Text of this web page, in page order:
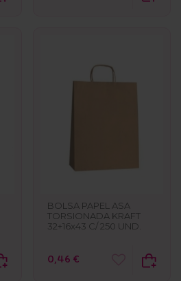
BOLSA PAPEL ASA
TORSIONADA KRAFT
32+16x43 C/ 250 UND.
0,46 €